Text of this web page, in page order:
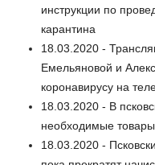
инструкции по
карантина
18.03.2020 -
Емельяновой и
коронавирусу на
18.03.2020 - В
необходимые товары
18.03.2020 -